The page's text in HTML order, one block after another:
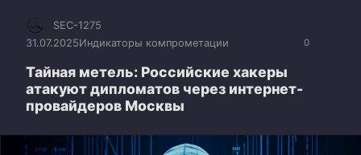
0
SEC-1275
31.07.2025Индикаторы компрометации
Тайная метель: Российские хакеры
атакуют дипломатов через интернет-
провайдеров Москвы